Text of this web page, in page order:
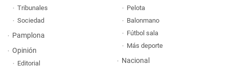
Tribunales
Sociedad
Pamplona
Opinión
Editorial
Pelota
Balonmano
Fútbol sala
Más deporte
Nacional